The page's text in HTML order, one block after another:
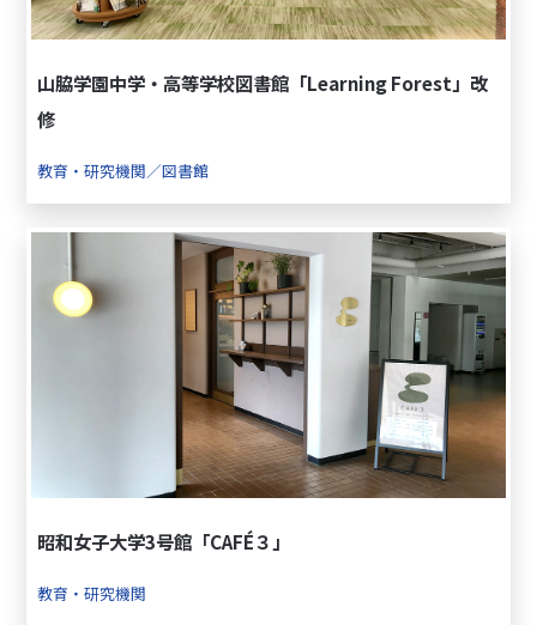
山脇学園中学・高等学校図書館「Learning Forest」改
修
教育・研究機関／図書館
昭和女子大学3号館「CAFÉ３」
教育・研究機関